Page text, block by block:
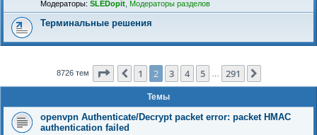
Модераторы: SLEDopit Модераторы разделов
Терминальные решения
8726 тем Страница2 из 291
Пред.
1 2 3 4 5 291
Темы
openvpn Authenticate/Decrypt packet error: packet HMAC
authentication failed